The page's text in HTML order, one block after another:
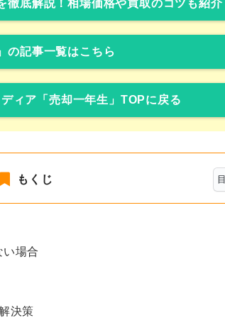
徹底解説！相場価格や買取のコツも紹介
の記事一覧はこちら
ィア「売却一年生」TOPに戻る
もくじ
場合
決策